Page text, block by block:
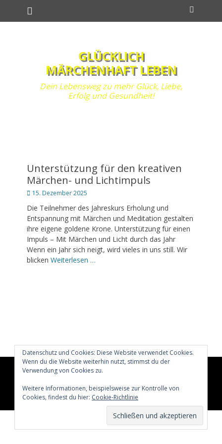
Inhalt
Primäres Menü
GLÜCKLICH
MÄRCHENHAFT LEBEN
Dein Lebensweg zu mehr Glück, Liebe,
Erfolg und Gesundheit!
Unterstützung für den kreativen
Märchen- und Lichtimpuls
Posted
15. Dezember 2025
Die Teilnehmer des Jahreskurs Erholung und
Entspannung mit Märchen und Meditation gestalten
ihre eigene goldene Krone. Unterstützung für einen
Impuls – Mit Märchen und Licht durch das Jahr
Wenn ein Jahr sich neigt, wird vieles in uns still. Wir
blicken Weiterlesen …
Datenschutz und Cookies: Diese Website verwendet Cookies.
Wenn du die Website weiterhin nutzt, stimmst du der
Verwendung von Cookies zu.
Weitere Informationen, beispielsweise zur Kontrolle von
Cookies, findest du hier: Cookie-Richtlinie
Copyright © 2026Glücklich märchenhaft leben
Catch Adaptive von Catch Themes